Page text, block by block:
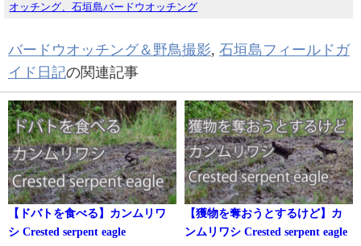
オッチング、石垣島バードウオッチング
バードウオッチング＆野鳥撮影, 石垣島フィールドガ
イド日記の関連記事
【ドバトを食べる】カンムリワ
シ Crested serpent eagle
【獲物を奪おうとするけど】カ
ンムリワシ Crested serpent eagle